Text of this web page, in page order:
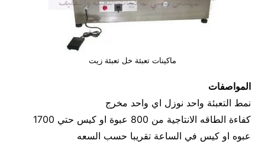
ماكينات تعبئة خل تعبئة زيت
المواصفات
نمط التعبئة واحد نوزل اي واحد مخرج
كفاءة الطاقه الانتاجية من 800 عبوة او كيس حتي 1700
عبوه او كيس في الساعة تقريبا حسب السعه